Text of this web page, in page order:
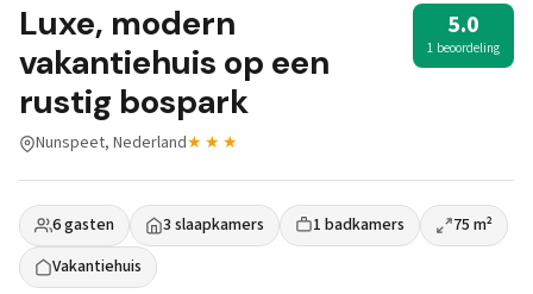
Luxe, modern
vakantiehuis op een
rustig bospark
5.0
1 beoordeling
Nunspeet, Nederland★★★
6 gasten 3 slaapkamers 1 badkamers
75 m²
Vakantiehuis